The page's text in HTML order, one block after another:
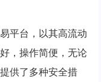
平台，以其高流动
，操作简便，无论
供了多种安全措